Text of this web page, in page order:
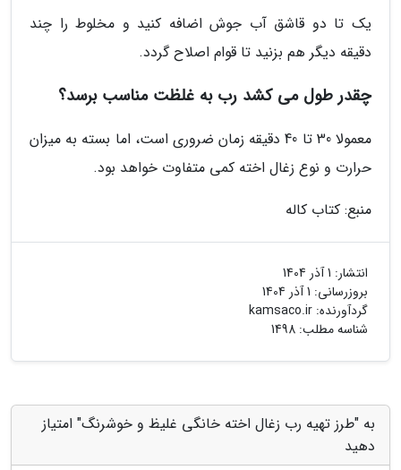
یک تا دو قاشق آب جوش اضافه کنید و مخلوط را چند
دقیقه دیگر هم بزنید تا قوام اصلاح گردد.
چقدر طول می کشد رب به غلظت مناسب برسد؟
معمولا 30 تا 40 دقیقه زمان ضروری است، اما بسته به میزان
حرارت و نوع زغال اخته کمی متفاوت خواهد بود.
منبع: کتاب کاله
انتشار: 1 آذر 1404
بروزرسانی: 1 آذر 1404
گردآورنده: kamsaco.ir
شناسه مطلب: 1498
به "طرز تهیه رب زغال اخته خانگی غلیظ و خوشرنگ" امتیاز
دهید